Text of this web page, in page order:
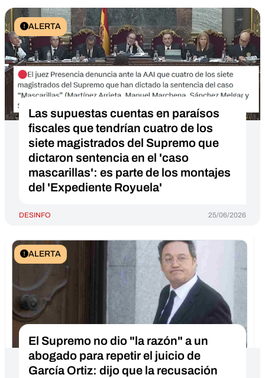
ALERTA
Las supuestas cuentas en paraísos
fiscales que tendrían cuatro de los
siete magistrados del Supremo que
dictaron sentencia en el 'caso
mascarillas': es parte de los montajes
del 'Expediente Royuela'
DESINFO 25/06/2026
ALERTA
El Supremo no dio "la razón" a un
abogado para repetir el juicio de
García Ortiz: dijo que la recusación